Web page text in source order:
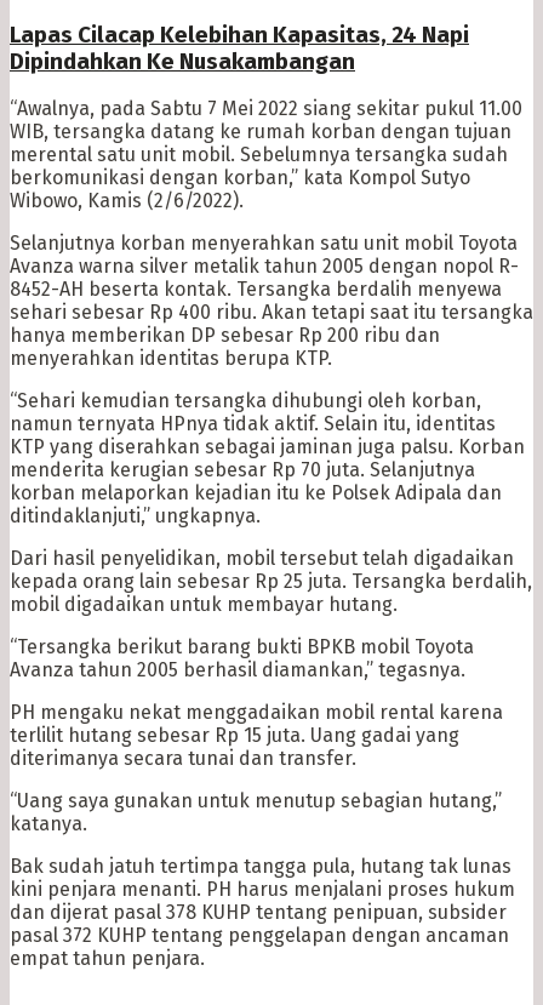
Lapas Cilacap Kelebihan Kapasitas, 24 Napi
Dipindahkan Ke Nusakambangan
“Awalnya, pada Sabtu 7 Mei 2022 siang sekitar pukul 11.00
WIB, tersangka datang ke rumah korban dengan tujuan
merental satu unit mobil. Sebelumnya tersangka sudah
berkomunikasi dengan korban,” kata Kompol Sutyo
Wibowo, Kamis (2/6/2022).
Selanjutnya korban menyerahkan satu unit mobil Toyota
Avanza warna silver metalik tahun 2005 dengan nopol R-
8452-AH beserta kontak. Tersangka berdalih menyewa
sehari sebesar Rp 400 ribu. Akan tetapi saat itu tersangka
hanya memberikan DP sebesar Rp 200 ribu dan
menyerahkan identitas berupa KTP.
“Sehari kemudian tersangka dihubungi oleh korban,
namun ternyata HPnya tidak aktif. Selain itu, identitas
KTP yang diserahkan sebagai jaminan juga palsu. Korban
menderita kerugian sebesar Rp 70 juta. Selanjutnya
korban melaporkan kejadian itu ke Polsek Adipala dan
ditindaklanjuti,” ungkapnya.
Dari hasil penyelidikan, mobil tersebut telah digadaikan
kepada orang lain sebesar Rp 25 juta. Tersangka berdalih,
mobil digadaikan untuk membayar hutang.
“Tersangka berikut barang bukti BPKB mobil Toyota
Avanza tahun 2005 berhasil diamankan,” tegasnya.
PH mengaku nekat menggadaikan mobil rental karena
terlilit hutang sebesar Rp 15 juta. Uang gadai yang
diterimanya secara tunai dan transfer.
“Uang saya gunakan untuk menutup sebagian hutang,”
katanya.
Bak sudah jatuh tertimpa tangga pula, hutang tak lunas
kini penjara menanti. PH harus menjalani proses hukum
dan dijerat pasal 378 KUHP tentang penipuan, subsider
pasal 372 KUHP tentang penggelapan dengan ancaman
empat tahun penjara.